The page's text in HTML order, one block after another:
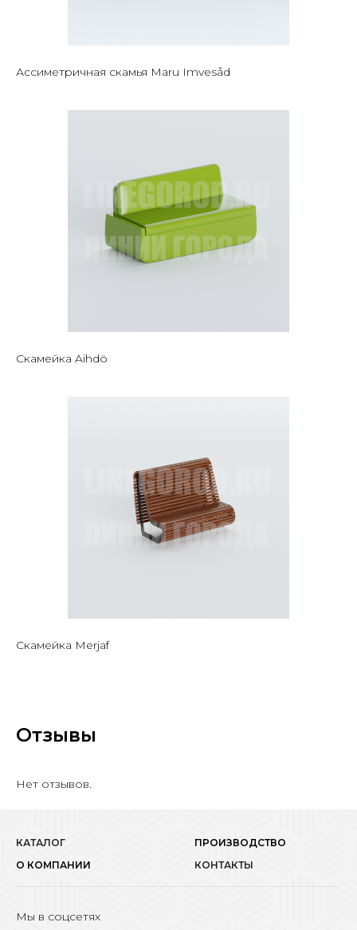
Ассиметричная скамья Maru Imvesåd
Скамейка Aihdö
Скамейка Merjaf
Отзывы
Нет отзывов.
КАТАЛОГ
ПРОИЗВОДСТВО
О КОМПАНИИ
КОНТАКТЫ
Мы в соцсетях